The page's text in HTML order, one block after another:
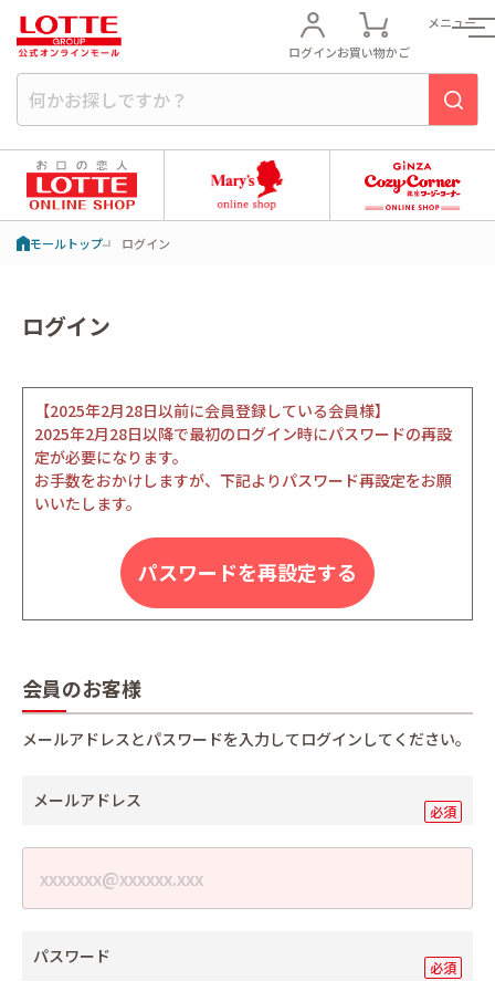
ログインお買い物かご
メニュー
モールトップ ログイン
ログイン
【2025年2月28日以前に会員登録している会員様】
2025年2月28日以降で最初のログイン時にパスワードの再設
定が必要になります。
お手数をおかけしますが、下記よりパスワード再設定をお願
いいたします。
パスワードを再設定する
会員のお客様
メールアドレスとパスワードを入力してログインしてください。
メールアドレス
パスワード